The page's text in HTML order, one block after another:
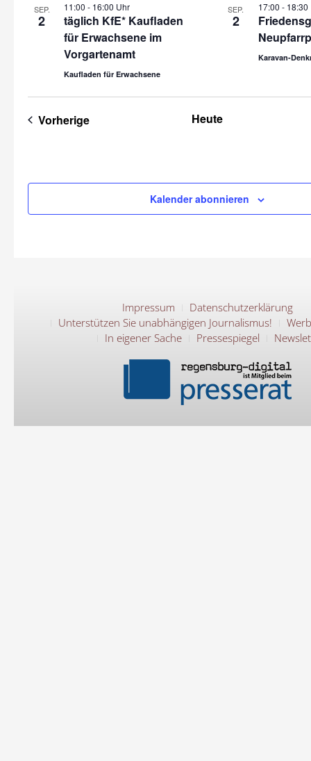
SEP.
2
11:00 - 16:00 Uhr
täglich KfE* Kaufladen
für Erwachsene im
Vorgartenamt
Kaufladen für Erwachsene
SEP.
2
17:00 - 18:30
Karavan-
VorherigeVeranstaltungen Heute
Kalender abonnieren
Impressum
Datenschutzerklärung
Unterstützen Sie unabhängigen Journalismus!
In eigener Sache
Pressespiegel